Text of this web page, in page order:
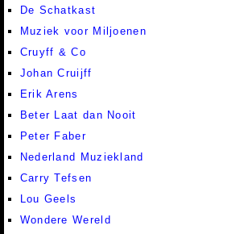
De Schatkast
Muziek voor Miljoenen
Cruyff & Co
Johan Cruijff
Erik Arens
Beter Laat dan Nooit
Peter Faber
Nederland Muziekland
Carry Tefsen
Lou Geels
Wondere Wereld